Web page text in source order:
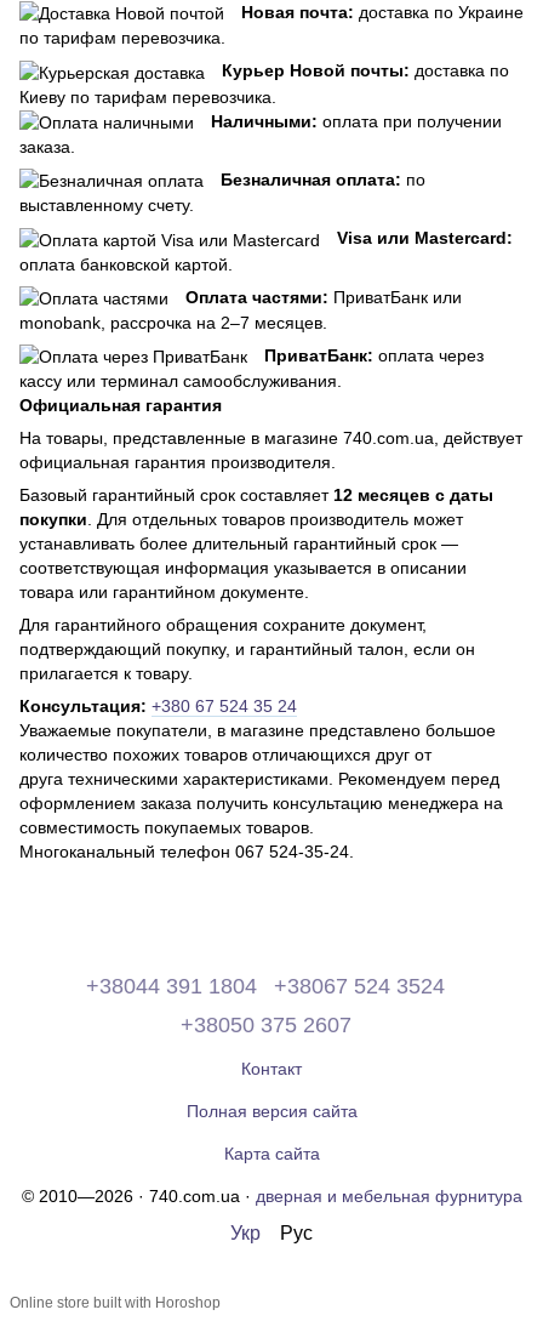
Новая почта: доставка по Украине
по тарифам перевозчика.
Курьер Новой почты: доставка по
Киеву по тарифам перевозчика.
Наличными: оплата при получении
заказа.
Безналичная оплата: по
выставленному счету.
Visa или Mastercard:
оплата банковской картой.
Оплата частями: ПриватБанк или
monobank, рассрочка на 2–7 месяцев.
ПриватБанк: оплата через
кассу или терминал самообслуживания.
Официальная гарантия
На товары, представленные в магазине 740.com.ua, действует
официальная гарантия производителя.
Базовый гарантийный срок составляет12 месяцев с даты
покупки. Для отдельных товаров производитель может
устанавливать более длительный гарантийный срок —
соответствующая информация указывается в описании
товара или гарантийном документе.
Для гарантийного обращения сохраните документ,
подтверждающий покупку, и гарантийный талон, если он
прилагается к товару.
Консультация: +380 67 524 35 24
Уважаемые покупатели, в магазине представлено большое
количество похожих товаров отличающихся друг от
друга техническими характеристиками. Рекомендуем перед
оформлением заказа получить консультацию менеджера на
совместимость покупаемых товаров.
Многоканальный телефон 067 524-35-24.
+38044 391 1804
+38067 524 3524
+38050 375 2607
Контакт
Полная версия сайта
Карта сайта
© 2010—2026 · 740.com.ua · дверная и мебельная фурнитура
Укр Рус
Online store built with Horoshop